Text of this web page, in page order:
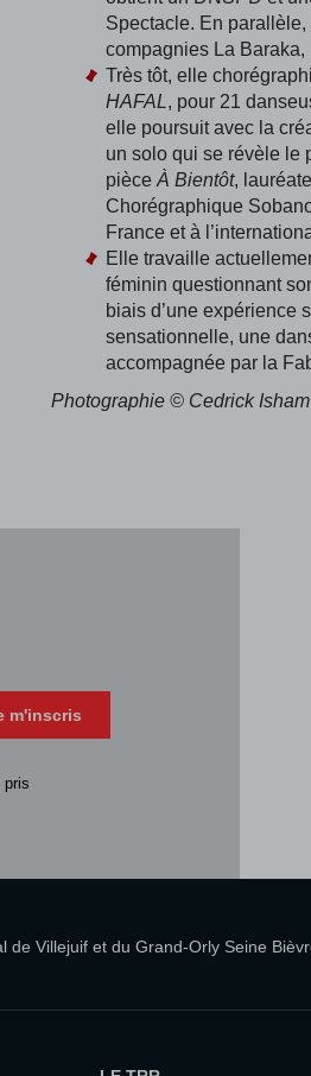
Spectacle. En parallèle,
compagnies La Baraka,
Très tôt, elle
HAFAL, pour 21
elle poursuit avec la
un solo qui se révèle le
pièce À Bientôt,
Chorégraphique
France et à
Elle travaille
féminin questionnant
biais d’une expérience
sensationnelle, une
accompagnée par la
Photographie © Cedrick Isham
m'inscris
pris
de Villejuif et du Grand-Orly Seine